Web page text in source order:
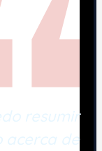
resumir
acerca de